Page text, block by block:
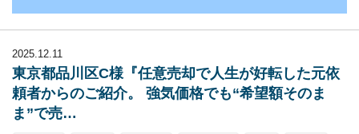
2025.12.11
東京都品川区C様『任意売却で人生が好転した元依
頼者からのご紹介。 強気価格でも“希望額そのま
ま”で売…